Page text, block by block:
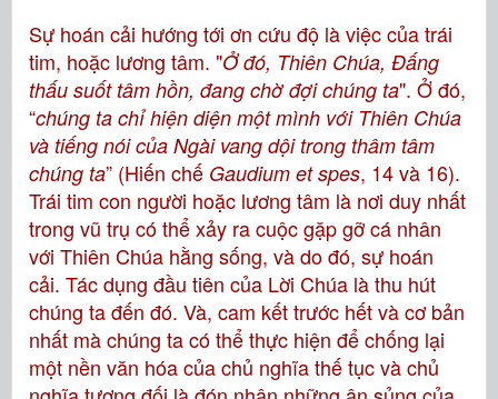
Sự hoán cải hướng tới ơn cứu độ là việc của trái
tim, hoặc lương tâm. "Ở đó, Thiên Chúa, Ðấng
thấu suốt tâm hồn, đang chờ đợi chúng ta". Ở đó,
“chúng ta chỉ hiện diện một mình với Thiên Chúa
và tiếng nói của Ngài vang dội trong thâm tâm
chúng ta” (Hiến chế Gaudium et spes, 14 và 16).
Trái tim con người hoặc lương tâm là nơi duy nhất
trong vũ trụ có thể xảy ra cuộc gặp gỡ cá nhân
với Thiên Chúa hằng sống, và do đó, sự hoán
cải. Tác dụng đầu tiên của Lời Chúa là thu hút
chúng ta đến đó. Và, cam kết trước hết và cơ bản
nhất mà chúng ta có thể thực hiện để chống lại
một nền văn hóa của chủ nghĩa thế tục và chủ